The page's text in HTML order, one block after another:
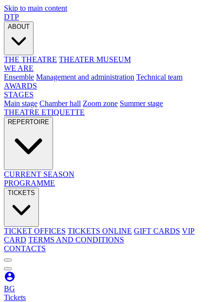
Skip to main content
DTP
ABOUT
THE THEATRE THEATER MUSEUM
WE ARE
Ensemble Management and administration Technical team
AWARDS
STAGES
Main stage Chamber hall Zoom zone Summer stage
THEATRE ETIQUETTE
REPERTOIRE
CURRENT SEASON
PROGRAMME
TICKETS
TICKET OFFICES TICKETS ONLINE GIFT CARDS VIP
CARD TERMS AND CONDITIONS
CONTACTS
BG
Tickets